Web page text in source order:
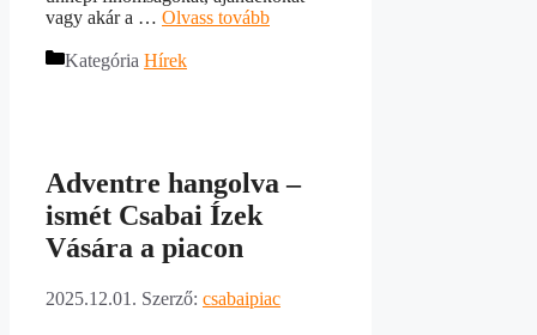
vagy akár a … Olvass tovább
Kategória Hírek
Adventre hangolva –
ismét Csabai Ízek
Vására a piacon
2025.12.01. Szerző: csabaipiac